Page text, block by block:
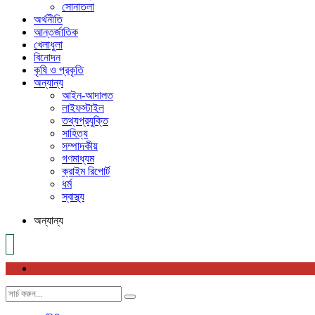
সোনাতলা
অর্থনীতি
আন্তর্জাতিক
খেলাধুলা
বিনোদন
কৃষি ও প্রকৃতি
অন্যান্য
আইন-আদালত
লাইফস্টাইল
তথ্যপ্রযুক্তি
সাহিত্য
সম্পাদকীয়
গণমাধ্যম
ক্রাইম রিপোর্ট
ধর্ম
স্বাস্থ্য
অন্যান্য